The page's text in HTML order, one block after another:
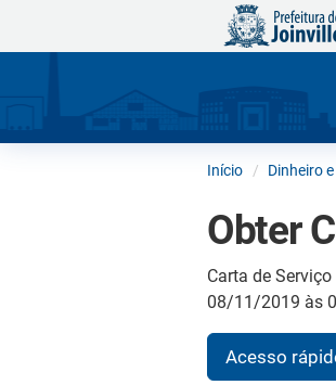
Início Dinheiro
Obter
Carta de
08/11/2019 às
Acesso